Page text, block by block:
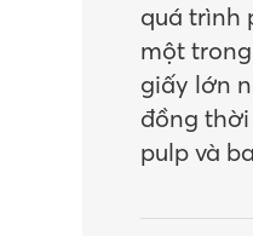
quá trình
một
giấy lớn
đồng
pulp và